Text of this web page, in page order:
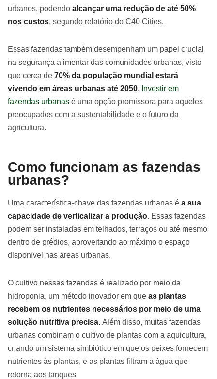
urbanos, podendo alcançar uma redução de até 50%
nos custos, segundo relatório do C40 Cities.
Essas fazendas também desempenham um papel crucial
na segurança alimentar das comunidades urbanas, visto
que cerca de 70% da população mundial estará
vivendo em áreas urbanas até 2050. Investir em
fazendas urbanas é uma opção promissora para aqueles
preocupados com a sustentabilidade e o futuro da
agricultura.
Como funcionam as fazendas
urbanas?
Uma característica-chave das fazendas urbanas é a sua
capacidade de verticalizar a produção. Essas fazendas
podem ser instaladas em telhados, terraços ou até mesmo
dentro de prédios, aproveitando ao máximo o espaço
disponível nas áreas urbanas.
O cultivo nessas fazendas é realizado por meio da
hidroponia, um método inovador em que as plantas
recebem os nutrientes necessários por meio de uma
solução nutritiva precisa. Além disso, muitas fazendas
urbanas combinam o cultivo de plantas com a aquicultura,
criando um sistema simbiótico em que os peixes fornecem
nutrientes às plantas, e as plantas filtram a água que
retorna aos tanques.